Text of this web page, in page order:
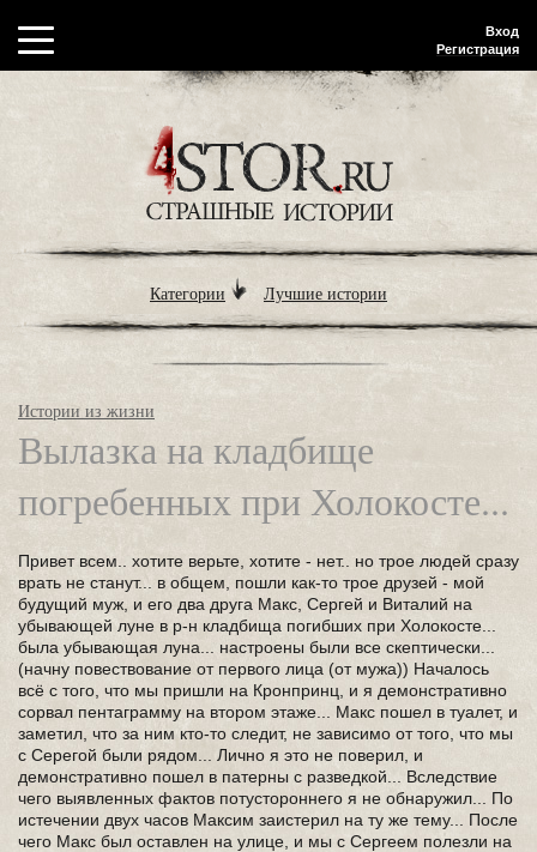
Вход
Регистрация
Категории Лучшие истории
Истории из жизни
Вылазка на кладбище
погребенных при Холокосте...
Привет всем.. хотите верьте, хотите - нет.. но трое людей сразу
врать не станут... в общем, пошли как-то трое друзей - мой
будущий муж, и его два друга Макс, Сергей и Виталий на
убывающей луне в р-н кладбища погибших при Холокосте...
была убывающая луна... настроены были все скептически...
(начну повествование от первого лица (от мужа)) Началось
всё с того, что мы пришли на Кронпринц, и я демонстративно
сорвал пентаграмму на втором этаже... Макс пошел в туалет, и
заметил, что за ним кто-то следит, не зависимо от того, что мы
с Серегой были рядом... Лично я это не поверил, и
демонстративно пошел в патерны с разведкой... Вследствие
чего выявленных фактов потустороннего я не обнаружил... По
истечении двух часов Максим заистерил на ту же тему... После
чего Макс был оставлен на улице, и мы с Сергеем полезли на